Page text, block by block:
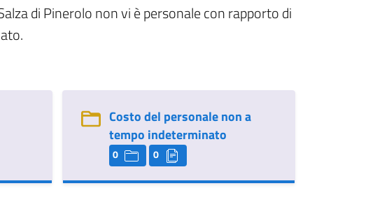
di Pinerolo non vi è personale con rapporto di
Costo del personale non a
tempo indeterminato
0 0